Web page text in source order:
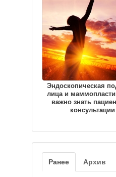
Эндоскопическая
лица и
важно знать
консультации
Ранее Архив